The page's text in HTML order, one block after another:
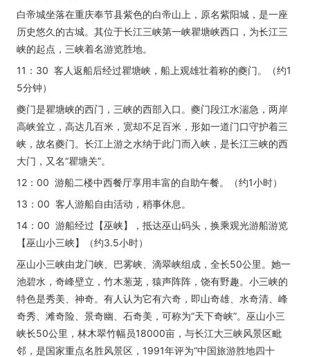
白帝城坐落在重庆奉节县紫色的白帝山上，原名紫阳城，是一座
历史悠久的古城。其位于长江三峡第一峡瞿塘峡西口，为长江三
峡的起点，三峡着名游览胜地。
11：30 客人返船后经过瞿塘峡，船上观雄壮着称的夔门。（约1
5分钟）
夔门是瞿塘峡的西门，三峡的西部入口。夔门段江水湍急，两岸
高峡耸立，高达几百米，宽却不足百米，形如一道门口守护着三
峡，故名夔门。长江上游之水纳于此门而入峡，是长江三峡的西
大门，又名“瞿塘关”。
12：00 游船二楼中西餐厅享用丰富的自助午餐。（约1小时）
13：00 客人游船自由活动，稍事休息。
14：00 游船经过【巫峡】，抵达巫山码头，换乘观光游船游览
【巫山小三峡】（约3.5小时）
巫山小三峡由龙门峡、巴雾峡、滴翠峡组成，全长50公里。她一
池碧水，奇峰壁立，竹木葱茏，猿声阵阵，饶有野趣。小三峡的
特色是秀美、神奇。有人认为它有六奇，即山奇雄、水奇清、峰
奇秀、滩奇险、景奇幽、石奇美，可称为“天下奇峡”。巫山小三
峡长50公里，林木翠竹幅员18000亩，与长江大三峡风景区毗
邻，是国家重点名胜风景区，1991年评为“中国旅游胜地四十